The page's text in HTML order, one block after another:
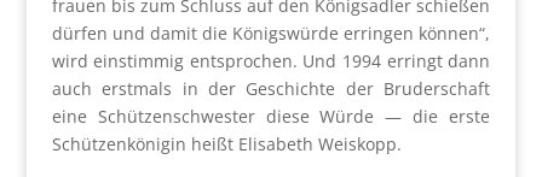
frau­en bis zum Schluss auf den Königs­ad­ler schie­ßen
dür­fen und damit die Königs­wür­de errin­gen kön­nen“,
wird ein­stim­mig ent­spro­chen. Und 1994 erringt dann
auch erst­mals in der Geschich­te der Bru­der­schaft
eine Schüt­zen­schwes­ter die­se Wür­de — die ers­te
Schüt­zen­kö­ni­gin heißt Eli­sa­beth Weis­kopp.